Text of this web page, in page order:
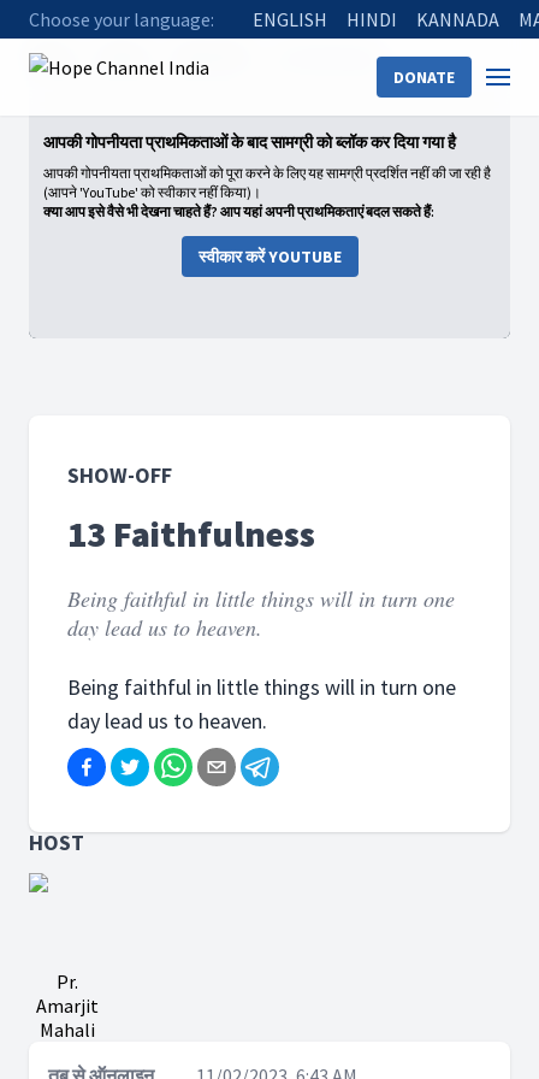
Choose your language: ENGLISH HINDI KANNADA
DONATE
Home 13 Faithfulness
आपकी गोपनीयता प्राथमिकताओं के बाद सामग्री को ब्लॉक कर दिया गया है
आपकी गोपनीयता प्राथमिकताओं को पूरा करने के लिए यह सामग्री प्रदर्शित नहीं की जा रही है
(आपने 'YouTube' को स्वीकार नहीं किया)।
क्या आप इसे वैसे भी देखना चाहते हैं? आप यहां अपनी प्राथमिकताएं बदल सकते हैं:
स्वीकार करें YOUTUBE
SHOW-OFF
13 Faithfulness
Being faithful in little things will in turn one
day lead us to heaven.
Being faithful in little things will in turn one
day lead us to heaven.
HOST
Pr.
Amarjit
Mahali